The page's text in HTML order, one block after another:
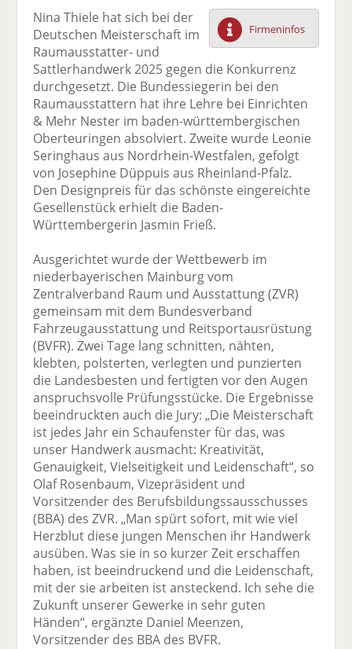
F
ac
e
b
o
o
k
te
il
e
n
tt
er
n
Li
n
k
e
di
n
te
il
e
n
E
m
ai
l
er
se
n
d
e
n
ck
e
n
Firmeninfos
Nina Thiele hat sich bei der
Deutschen Meisterschaft im
Raumausstatter- und
Sattlerhandwerk 2025 gegen die Konkurrenz
durchgesetzt. Die Bundessiegerin bei den
Raumausstattern hat ihre Lehre bei Einrichten
& Mehr Nester im baden-württembergischen
Oberteuringen absolviert. Zweite wurde Leonie
Seringhaus aus Nordrhein-Westfalen, gefolgt
von Josephine Düppuis aus Rheinland-Pfalz.
Den Designpreis für das schönste eingereichte
Gesellenstück erhielt die Baden-
Württembergerin Jasmin Frieß.
Ausgerichtet wurde der Wettbewerb im
niederbayerischen Mainburg vom
Zentralverband Raum und Ausstattung (ZVR)
gemeinsam mit dem Bundesverband
Fahrzeugausstattung und Reitsportausrüstung
(BVFR). Zwei Tage lang schnitten, nähten,
klebten, polsterten, verlegten und punzierten
die Landesbesten und fertigten vor den Augen
anspruchsvolle Prüfungsstücke. Die Ergebnisse
beeindruckten auch die Jury: „Die Meisterschaft
ist jedes Jahr ein Schaufenster für das, was
unser Handwerk ausmacht: Kreativität,
Genauigkeit, Vielseitigkeit und Leidenschaft“, so
Olaf Rosenbaum, Vizepräsident und
Vorsitzender des Berufsbildungssausschusses
(BBA) des ZVR. „Man spürt sofort, mit wie viel
Herzblut diese jungen Menschen ihr Handwerk
ausüben. Was sie in so kurzer Zeit erschaffen
haben, ist beeindruckend und die Leidenschaft,
mit der sie arbeiten ist ansteckend. Ich sehe die
Zukunft unserer Gewerke in sehr guten
Händen“, ergänzte Daniel Meenzen,
Vorsitzender des BBA des BVFR.